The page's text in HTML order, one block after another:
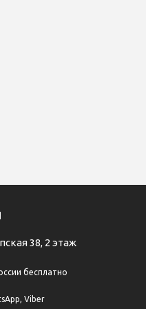
38, 2 этаж
бесплатно
Viber